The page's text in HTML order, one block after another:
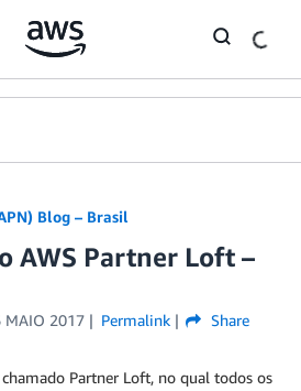
Blog – Brasil
AWS Partner Loft –
MAIO 2017 Permalink Share
Partner Loft, no qual todos os